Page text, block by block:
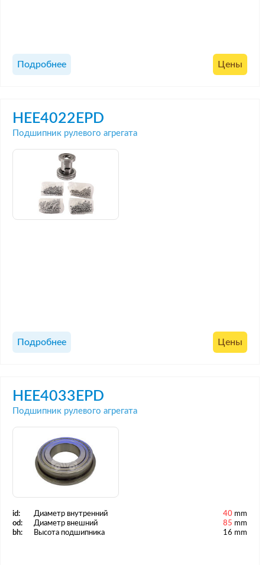
Подробнее Цены
HEE4022EPD
Подшипник рулевого агрегата
Подробнее Цены
HEE4033EPD
Подшипник рулевого агрегата
id: Диаметр внутренний 40 mm
od:
Диаметр внешний 85 mm
bh:
Высота подшипника 16 mm